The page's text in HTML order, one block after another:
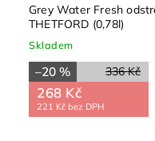
Grey Water Fresh
THETFORD (0,78l)
Skladem
336 Kč
–20 %
268 Kč
221 Kč bez DPH